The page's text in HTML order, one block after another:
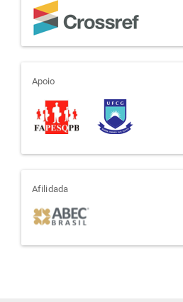
apoio
Apoio
afiliada
Afilidada